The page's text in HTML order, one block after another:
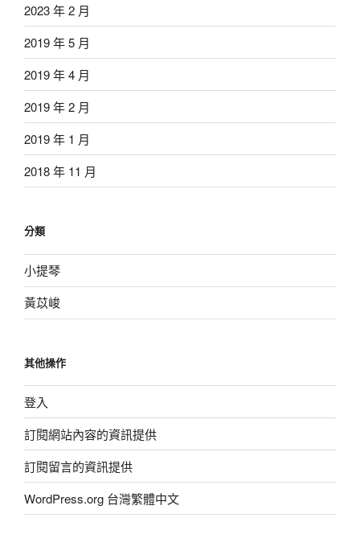
2023 年 2 月
2019 年 5 月
2019 年 4 月
2019 年 2 月
2019 年 1 月
2018 年 11 月
分類
小提琴
黃苡峻
其他操作
登入
訂閱網站內容的資訊提供
訂閱留言的資訊提供
WordPress.org 台灣繁體中文